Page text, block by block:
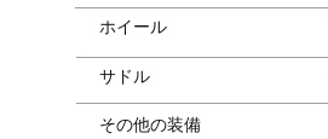
ホイール
サドル
その他の装備